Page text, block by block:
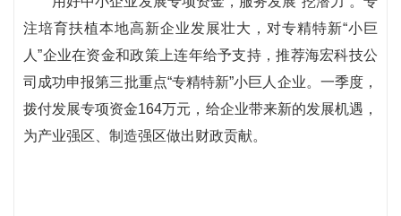
注培育扶植本地高新企业发展壮大，对专精特新“小巨
人”企业在资金和政策上连年给予支持，推荐海宏科技公
司成功申报第三批重点“专精特新”小巨人企业。一季度，
拨付发展专项资金164万元，给企业带来新的发展机遇，
为产业强区、制造强区做出财政贡献。